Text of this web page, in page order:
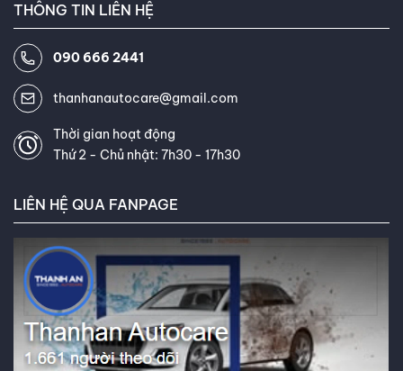
THÔNG TIN LIÊN HỆ
090 666 2441
thanhanautocare@gmail.com
Thời gian hoạt động
Thứ 2 - Chủ nhật: 7h30 - 17h30
LIÊN HỆ QUA FANPAGE